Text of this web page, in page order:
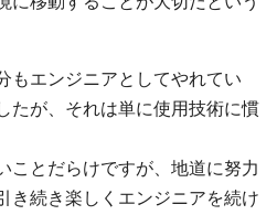
もエンジニアとしてやれてい
たが、それは単に使用技術に慣
ことだらけですが、地道に努力
き続き楽しくエンジニアを続け